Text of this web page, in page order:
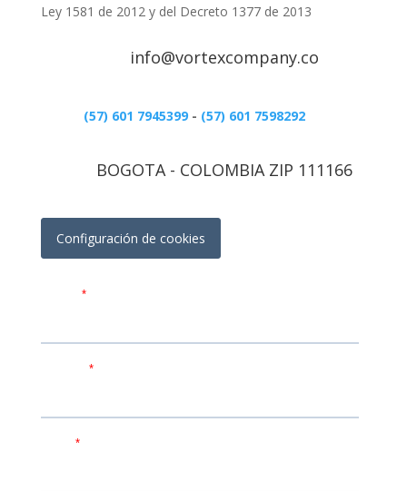
Ley 1581 de 2012 y del Decreto 1377 de 2013
info@vortexcompany.co
(57) 601 7945399- (57) 601 7598292
BOGOTA - COLOMBIA ZIP 111166
Configuración de cookies